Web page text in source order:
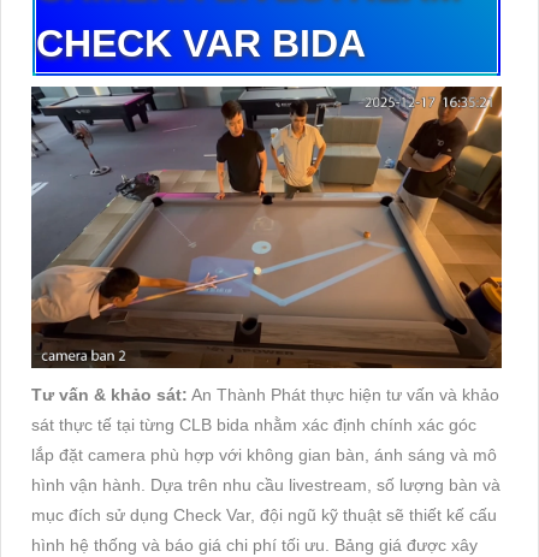
CHECK VAR BIDA
Tư vấn & khảo sát: An Thành Phát thực hiện tư vấn và khảo
sát thực tế tại từng CLB bida nhằm xác định chính xác góc
lắp đặt camera phù hợp với không gian bàn, ánh sáng và mô
hình vận hành. Dựa trên nhu cầu livestream, số lượng bàn và
mục đích sử dụng Check Var, đội ngũ kỹ thuật sẽ thiết kế cấu
hình hệ thống và báo giá chi phí tối ưu. Bảng giá được xây